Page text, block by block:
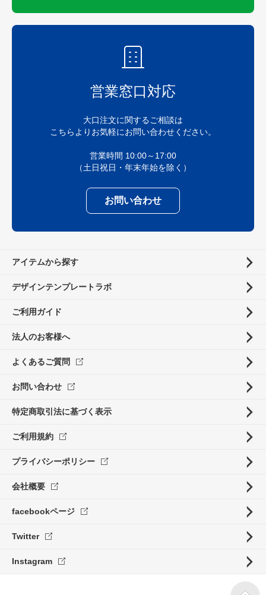
営業窓口対応
大口注文に関するご相談は
こちらよりお気軽にお問い合わせください。
営業時間 10:00～17:00
（土日祝日・年末年始を除く）
お問い合わせ
アイテムから探す
デザインテンプレートラボ
ご利用ガイド
法人のお客様へ
よくあるご質問
お問い合わせ
特定商取引法に基づく表示
ご利用規約
プライバシーポリシー
会社概要
facebookページ
Twitter
Instagram